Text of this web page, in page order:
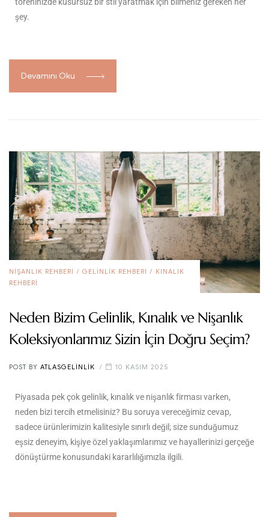
şey.
Devamını Oku
NIŞANLIK REHBERI / GELINLIK REHBERI / KINALIK
REHBERI
Neden Bizim Gelinlik, Kınalık ve Nişanlık
Koleksiyonlarımız Sizin İçin Doğru Seçim?
POST BY ATLASGELINLIK 10 KASIM 2025
Piyasada pek çok gelinlik, kınalık ve nişanlık firması varken,
neden bizi tercih etmelisiniz? Bu soruya vereceğimiz cevap,
sadece ürünlerimizin kalitesiyle sınırlı değil; size sunduğumuz
eşsiz deneyim, kişiye özel yaklaşımlarımız ve hayallerinizi gerçeğe
dönüştürme konusundaki kararlılığımızla ilgili.